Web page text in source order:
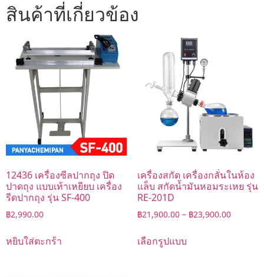
สินค้าที่เกี่ยวข้อง
12436 เครื่องซีลปากถุง ปิด
ปาดถุง แบบเท้าเหยียบ เครื่อง
รีดปากถุง รุ่น SF-400
฿2,990.00
หยิบใส่ตะกร้า
เครื่องสกัด เครื่องกลั่นในห้อง
แล็บ สกัดน้ำมันหอมระเหย รุ่น
RE-201D
฿21,900.00 – ฿23,900.00
เลือกรูปแบบ